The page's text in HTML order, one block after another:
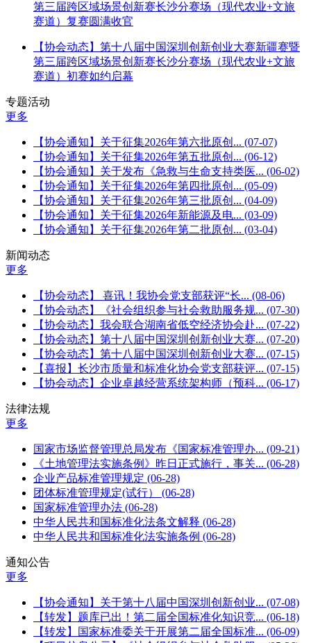
第三届跨区域场景创新赛长沙分赛场（现代农业+文旅
赛道）复赛圆满收官
【协会动态】第十八届中国深圳创新创业大赛新疆赛暨
第三届跨区域场景创新赛长沙分赛场（现代农业+文旅
赛道）初赛如约启幕
专题活动
更多
【协会通知】关于征集2026年第六批原创... (07-07)
【协会通知】关于征集2026年第五批原创... (06-12)
【协会通知】关于发布《急救与生命支持类医... (06-02)
【协会通知】关于征集2026年第四批原创... (05-09)
【协会通知】关于征集2026年第三批原创... (04-09)
【协会通知】关于征集2026年新能源及电... (03-09)
【协会通知】关于征集2026年第二批原创... (03-04)
新闻动态
更多
【协会动态】 喜讯！我协会党支部获评“长... (08-06)
【协会动态】《社会组织参与社会救助服务规... (07-30)
【协会动态】我会联合湖南省低空经济协会赴... (07-22)
【协会动态】第十八届中国深圳创新创业大赛... (07-20)
【协会动态】第十八届中国深圳创新创业大赛... (07-15)
【喜报】长沙市质量和标准化协会党支部获评... (07-15)
【协会动态】企业卓越经营系统架构师（预科... (06-17)
法律法规
更多
国家市场监督管理总局发布《国家标准管理办... (09-21)
《土地管理法实施条例》昨日正式施行，事关... (06-28)
企业产品标准管理规定 (06-28)
团体标准管理规定(试行）
(06-28)
国家标准管理办法 (06-28)
中华人民共和国标准化法条文解释 (06-28)
中华人民共和国标准化法实施条例 (06-28)
通知公告
更多
【协会通知】关于第十八届中国深圳创新创业... (07-08)
【转发】题库已出！第二届全国标准化知识竞... (06-18)
【转发】国家标准委关于开展第二届全国标准... (06-09)